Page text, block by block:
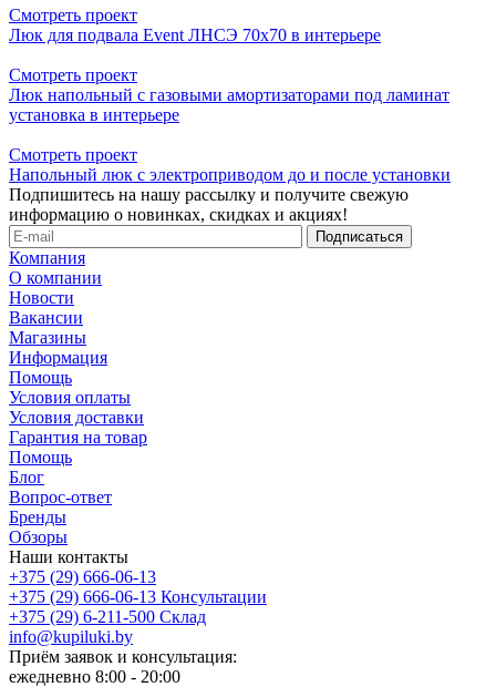
Смотреть проект
Люк для подвала Event ЛНСЭ 70x70 в интерьере
Смотреть проект
Люк напольный с газовыми амортизаторами под ламинат
установка в интерьере
Смотреть проект
Напольный люк с электроприводом до и после установки
Подпишитесь на нашу рассылку и получите свежую
информацию о новинках, скидках и акциях!
Компания
О компании
Новости
Вакансии
Магазины
Информация
Помощь
Условия оплаты
Условия доставки
Гарантия на товар
Помощь
Блог
Вопрос-ответ
Бренды
Обзоры
Наши контакты
+375 (29) 666-06-13
+375 (29) 666-06-13 Консультации
+375 (29) 6-211-500 Склад
info@kupiluki.by
Приём заявок и консультация:
ежедневно 8:00 - 20:00